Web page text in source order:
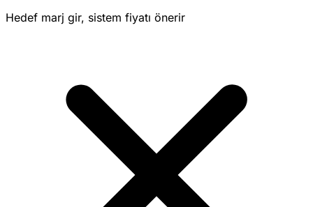
Hedef marj gir, sistem fiyatı önerir